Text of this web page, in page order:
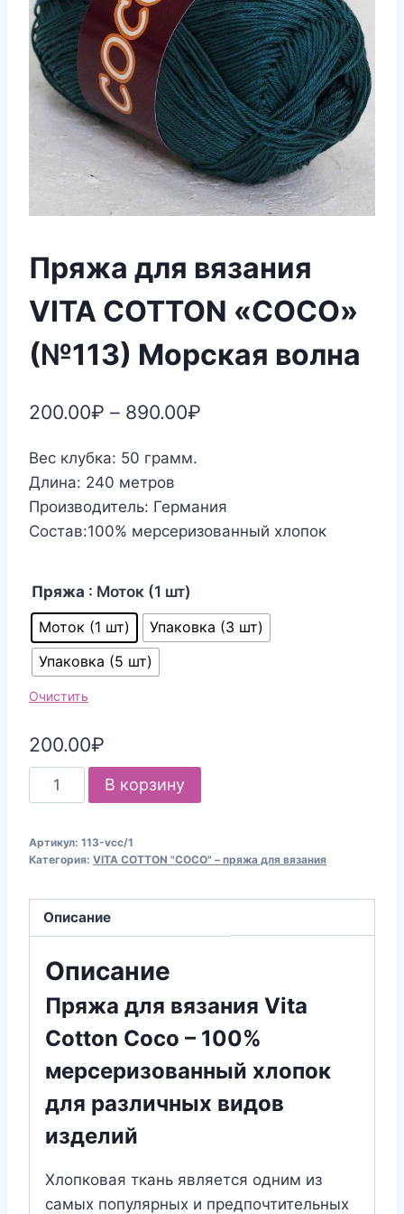
Пряжа для вязания
VITA COTTON «COCO»
(№113) Морская волна
200.00₽ – 890.00₽
Вес клубка: 50 грамм.
Длина: 240 метров
Производитель: Германия
Состав:100% мерсеризованный хлопок
Пряжа : Моток (1 шт)
Моток (1 шт)
Упаковка (3 шт)
Упаковка (5 шт)
Очистить
200.00₽
Количество
товара
для
VITA
COTTON
(№113)
Морская
волна
В корзину
Артикул: 113-vcc/1
Категория: VITA COTTON "COCO" – пряжа для вязания
Описание
Описание
Пряжа для вязания Vita
Cotton Coco – 100%
мерсеризованный хлопок
для различных видов
изделий
Хлопковая ткань является одним из
самых популярных и предпочтительных